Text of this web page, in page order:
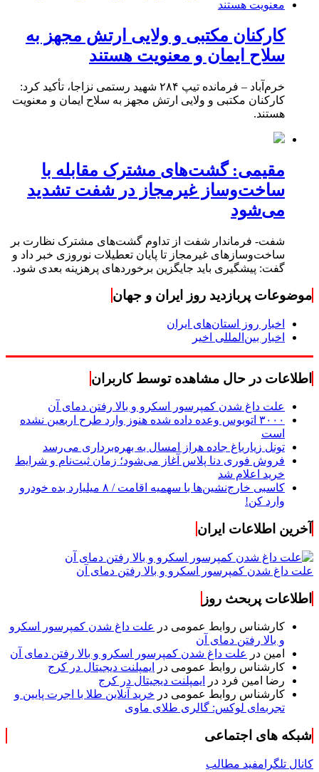
کارکنان مکتبی و ولایی ارتش مجهز به
سلاح ایمان و معنویت هستند
خرم‌آباد – فرمانده تیپ ۲۸۴ شهید رستمی نزاجا، تأکید کرد:
کارکنان مکتبی و ولایی ارتش مجهز به سلاح ایمان و معنویت
هستند.
مقیمی: گشت‌های مشترک مقابله با
ساخت‌وساز غیرمجاز در شفت تشدید
می‌شود
شفت- فرماندار شفت از تداوم گشت‌های مشترک نظارت بر
ساخت‌وسازهای غیرمجاز تا پایان تعطیلات نوروزی خبر داد و
گفت: پیشگیری باید جایگزین برخوردهای پرهزینه بعدی شود.
موضوعات پربازدید روز ایران و جهان
اخبار روز استان‌های ایران
اخبار بین‌المللی اخیر
اطلاعات در حال مشاهده توسط کاربران
علت داغ شدن کمپرسور اسکرو و بالا رفتن دمای آن
۳۰۰۰ اتوبوس وعده داده شده هنوز وارد طرح اربعین نشده
است
تونل زیارباغ جاده هراز امسال به بهره‌برداری می‌رسد
فروش فوری دنا پلاس آغاز می‌شود؛ زمان ثبت‌نام و شرایط
خرید اعلام شد
کاسبی خارج‌نشین‌ها با سهمیه اقامت / ۸ میلیارد بده خودرو
وارد کن!
آخرین اطلاعات ایران
علت داغ شدن کمپرسور اسکرو و بالا رفتن دمای آن
اطلاعات پربحث روز
کارشناس روابط عمومی در
علت داغ شدن کمپرسور اسکرو
و بالا رفتن دمای آن
امین در
علت داغ شدن کمپرسور اسکرو و بالا رفتن دمای آن
کارشناس روابط عمومی در
ایمپلنت دیجیتال در کرج
رضا امین فرد در
ایمپلنت دیجیتال در کرج
کارشناس روابط عمومی در خرید آنلاین طلا با اجرت پایین و
تجربه‌ای لوکس: گالری طلای ماوی
شبکه های اجتماعی
کانال تلگرامفید مطالب